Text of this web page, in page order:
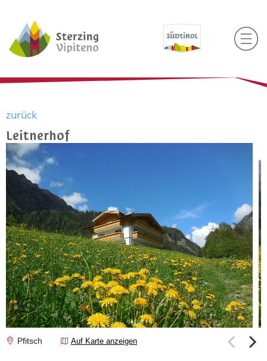
zurück
Leitnerhof